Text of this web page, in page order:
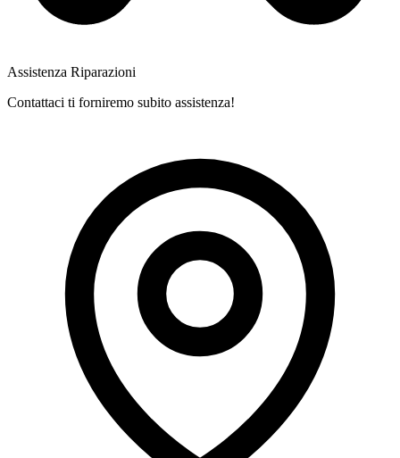
Assistenza Riparazioni
Contattaci ti forniremo subito assistenza!